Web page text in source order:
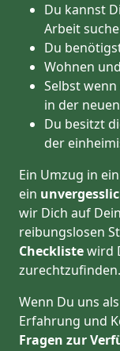
Du kannst
Arbeit
Du
Wohnen
Selbst
in der
Du besitzt
der
Ein Umzug in
ein
wir Dich auf
reibungslosen
Checklistewird
zurechtzufinden.
Wenn Du uns
Erfahrung und
Fragen zur